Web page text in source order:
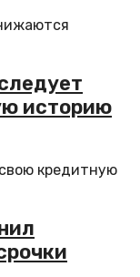
историю
кредитную